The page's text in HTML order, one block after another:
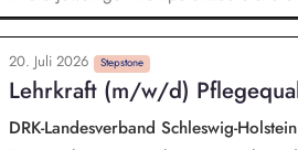
praktische Unterrichtseinheiten (bei
Vollzeit) Optional: Sozialpädagogische Begleitung und Beratung von Auszubildenden und
Unterstützung bei persönlichen, sozialen
engem Austausch mit den
(m/w/d) bei der persönlichen und
20. Juli 2026 Stepstone
Lehrkraft (m/w/d)
DRK-Landesverband Schleswig-